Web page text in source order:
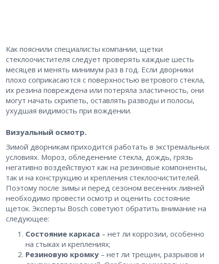
Как пояснили специалисты компании, щетки
стеклоочистителя следует проверять каждые шесть
месяцев и менять минимум раз в год. Если дворники
плохо соприкасаются с поверхностью ветрового стекла,
их резина повреждена или потеряла эластичность, они
могут начать скрипеть, оставлять разводы и полосы,
ухудшая видимость при вождении.
Визуальный осмотр.
Зимой дворникам приходится работать в экстремальных
условиях. Мороз, обледенение стекла, дождь, грязь
негативно воздействуют как на резиновые компоненты,
так и на конструкцию и крепления стеклоочистителей.
Поэтому после зимы и перед сезоном весенних ливней
необходимо провести осмотр и оценить состояние
щеток. Эксперты Bosch советуют обратить внимание на
следующее:
Состояние каркаса – нет ли коррозии, особенно
на стыках и креплениях;
Резиновую кромку – нет ли трещин, разрывов и